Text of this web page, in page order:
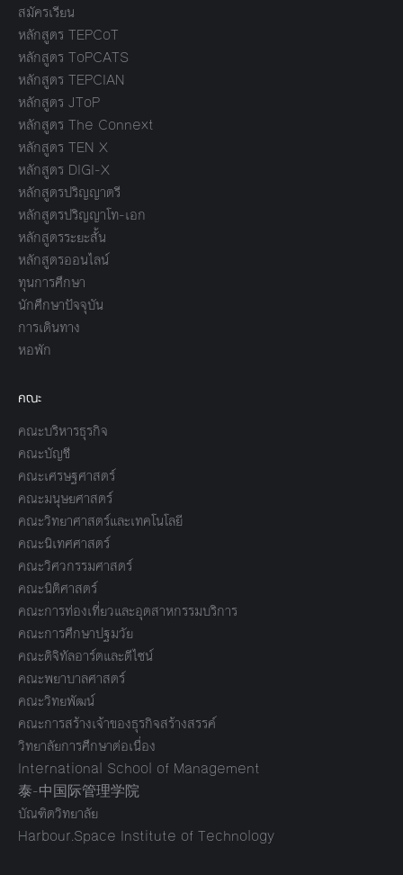
สมัครเรียน
หลักสูตร TEPCoT
หลักสูตร ToPCATS
หลักสูตร TEPCIAN
หลักสูตร JToP
หลักสูตร The Connext
หลักสูตร TEN X
หลักสูตร DIGI-X
หลักสูตรปริญญาตรี
หลักสูตรปริญญาโท-เอก
หลักสูตรระยะสั้น
หลักสูตรออนไลน์
ทุนการศึกษา
นักศึกษาปัจจุบัน
การเดินทาง
หอพัก
คณะ
คณะบริหารธุรกิจ
คณะบัญชี
คณะเศรษฐศาสตร์
คณะมนุษยศาสตร์
คณะวิทยาศาสตร์และเทคโนโลยี
คณะนิเทศศาสตร์
คณะวิศวกรรมศาสตร์
คณะนิติศาสตร์
คณะการท่องเที่ยวและอุตสาหกรรมบริการ
คณะการศึกษาปฐมวัย
คณะดิจิทัลอาร์ตและดีไซน์
คณะพยาบาลศาสตร์
คณะวิทยพัฒน์
คณะการสร้างเจ้าของธุรกิจสร้างสรรค์
วิทยาลัยการศึกษาต่อเนื่อง
International School of Management
泰-中国际管理学院
บัณฑิตวิทยาลัย
Harbour.Space Institute of Technology